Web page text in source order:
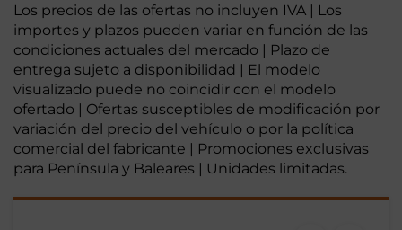
Los precios de las ofertas no incluyen IVA | Los
importes y plazos pueden variar en función de las
condiciones actuales del mercado | Plazo de
entrega sujeto a disponibilidad | El modelo
visualizado puede no coincidir con el modelo
ofertado | Ofertas susceptibles de modificación por
variación del precio del vehículo o por la política
comercial del fabricante | Promociones exclusivas
para Península y Baleares | Unidades limitadas.